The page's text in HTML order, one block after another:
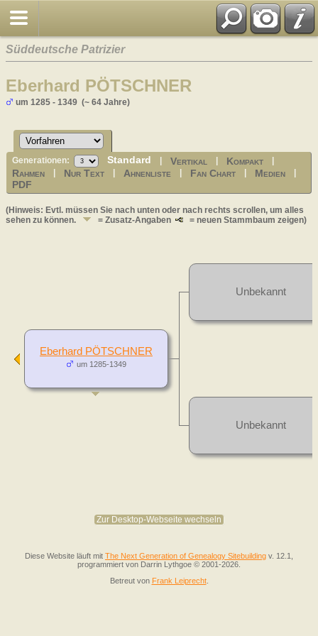
Süddeutsche Patrizier
Eberhard PÖTSCHNER
um 1285 - 1349 (~ 64 Jahre)
Generationen: Standard |Vertikal Kompakt
Rahmen Nur Text Ahnenliste Fan Chart Medien
PDF
(Hinweis: Evtl. müssen Sie nach unten oder nach rechts scrollen, um alles
sehen zu können.
= Zusatz-Angaben = neuen Stammbaum zeigen)
Eberhard PÖTSCHNER
um 1285-1349
Unbekannt
Unbekannt
Zur Desktop-Webseite wechseln
Diese Website läuft mit The Next Generation of Genealogy Sitebuilding v. 12.1,
programmiert von Darrin Lythgoe © 2001-2026.
Betreut von Frank Leiprecht.